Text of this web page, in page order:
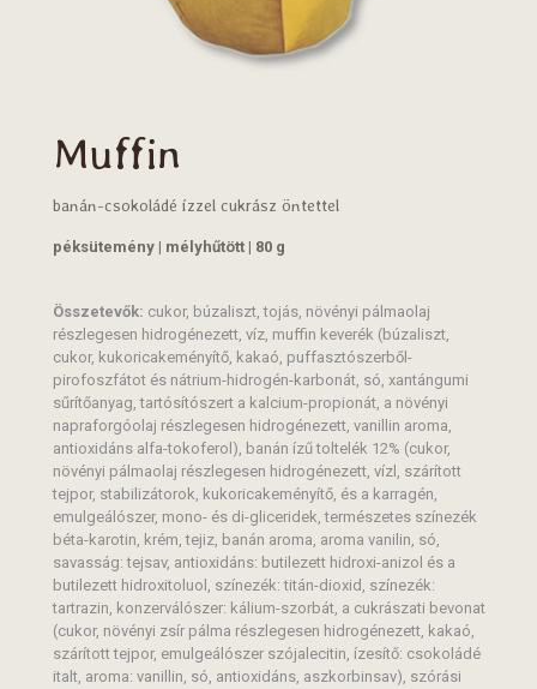
Muffin
banán-csokoládé ízzel cukrász öntettel
péksütemény | mélyhűtött | 80 g
Összetevők: cukor, búzaliszt, tojás, növényi pálmaolaj
részlegesen hidrogénezett, víz, muffin keverék (búzaliszt,
cukor, kukoricakeményítő, kakaó, puffasztószerből-
pirofoszfátot és nátrium-hidrogén-karbonát, só, xantángumi
sűrítőanyag, tartósítószert a kalcium-propionát, a növényi
napraforgóolaj részlegesen hidrogénezett, vanillin aroma,
antioxidáns alfa-tokoferol), banán ízű toltelék 12% (cukor,
növényi pálmaolaj részlegesen hidrogénezett, vízl, szárított
tejpor, stabilizátorok, kukoricakeményítő, és a karragén,
emulgeálószer, mono- és di-gliceridek, természetes színezék
béta-karotin, krém, tejiz, banán aroma, aroma vanilin, só,
savasság: tejsav, antioxidáns: butilezett hidroxi-anizol és a
butilezett hidroxitoluol, színezék: titán-dioxid, színezék:
tartrazin, konzerválószer: kálium-szorbát, a cukrászati bevonat
(cukor, növényi zsír pálma részlegesen hidrogénezett, kakaó,
szárított tejpor, emulgeálószer szójalecitin, ízesítő: csokoládé
italt, aroma: vanillin, só, antioxidáns, aszkorbinsav), szórási